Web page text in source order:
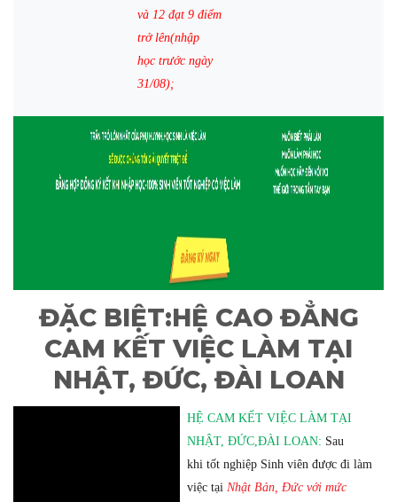
và 12 đạt 9 điểm
trở lên(nhập
học trước ngày
31/08);
ĐẶC BIỆT:HỆ CAO ĐẲNG
CAM KẾT VIỆC LÀM TẠI
NHẬT, ĐỨC, ĐÀI LOAN
HỆ CAM KẾT VIỆC LÀM TẠI
NHẬT, ĐỨC,ĐÀI LOAN: Sau
khi tốt nghiệp Sinh viên được đi làm
việc tạiNhật Bản, Đức với mức